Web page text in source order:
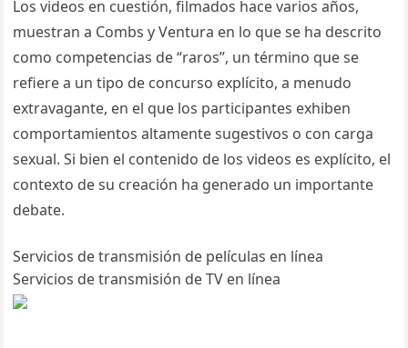
Los videos en cuestión, filmados hace varios años,
muestran a Combs y Ventura en lo que se ha descrito
como competencias de “raros”, un término que se
refiere a un tipo de concurso explícito, a menudo
extravagante, en el que los participantes exhiben
comportamientos altamente sugestivos o con carga
sexual. Si bien el contenido de los videos es explícito, el
contexto de su creación ha generado un importante
debate.
Servicios de transmisión de películas en línea
Servicios de transmisión de TV en línea